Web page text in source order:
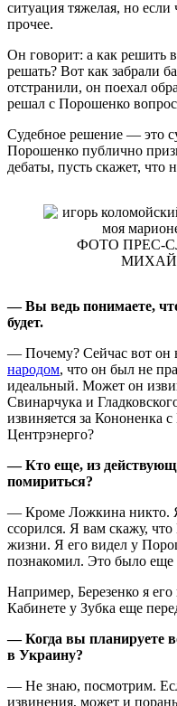
ситуация тяжелая, но
прочее.
Он говорит: а как решить
решать? Вот как забрали
отстранили, он поехал
решал с Порошенко
Судебное решение — это
Порошенко публично
дебаты, пусть скажет, что
ФОТО ПРЕС-
—Вы ведь понимаете,
будет.
— Почему? Сейчас вот он
народом, что он был не
идеальный. Может он
Свинарчука и
извиняется за Кононенка
Центрэнерго?
—Кто еще, из
помириться?
— Кроме Ложкина никто.
ссорился. Я вам скажу,
жизни. Я его видел у
познакомил. Это было еще
Например, Березенко я
Кабинете у Зубка еще
—Когда вы планируете
в Украину?
— Не знаю, посмотрим.
извинения, может и